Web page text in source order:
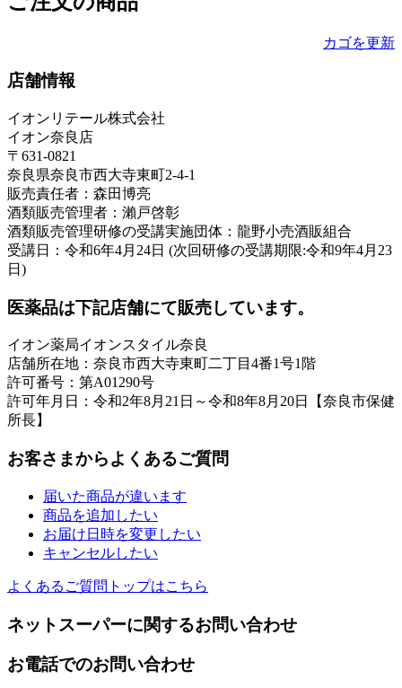
カゴを更新
店舗情報
イオンリテール株式会社
イオン奈良店
〒631-0821
奈良県奈良市西大寺東町2-4-1
販売責任者：森田博亮
酒類販売管理者：瀨戸啓彰
酒類販売管理研修の受講実施団体：龍野小売酒販組合
受講日：令和6年4月24日 (次回研修の受講期限:令和9年4月23
日)
医薬品は下記店舗にて販売しています。
イオン薬局イオンスタイル奈良
店舗所在地：奈良市西大寺東町二丁目4番1号1階
許可番号：第A01290号
許可年月日：令和2年8月21日～令和8年8月20日【奈良市保健
所長】
お客さまからよくあるご質問
届いた商品が違います
商品を追加したい
お届け日時を変更したい
キャンセルしたい
よくあるご質問トップはこちら
ネットスーパーに関するお問い合わせ
お電話でのお問い合わせ